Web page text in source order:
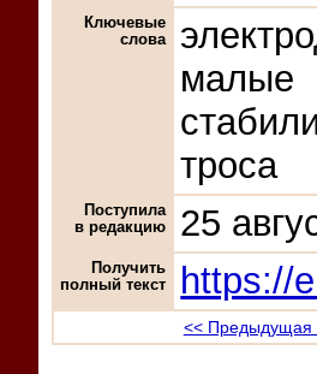
Ключевые
слова
троса
Поступила
в редакцию
25
Получить
полный текст
https://
<< Предыдущая